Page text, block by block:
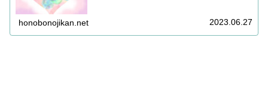
honobonojikan.net 2023.06.27